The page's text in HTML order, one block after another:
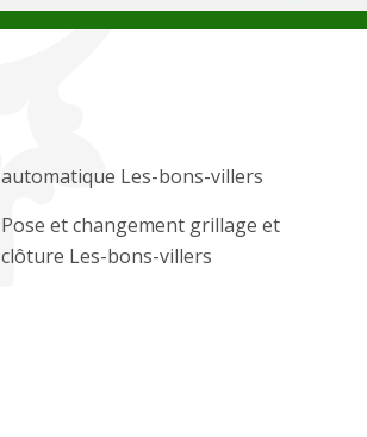
automatique Les-bons-villers
Pose et changement grillage et
clôture Les-bons-villers